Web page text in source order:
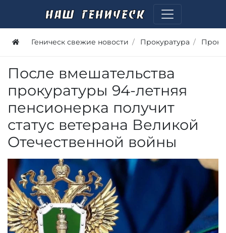
Геническ свежие новости Прокуратура
После вмешательства
прокуратуры 94-летняя
пенсионерка получит
статус ветерана Великой
Отечественной войны